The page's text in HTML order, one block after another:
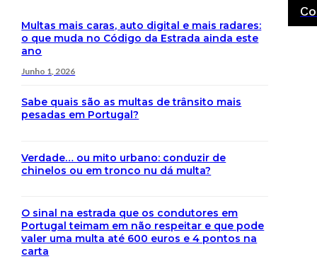
Multas mais caras, auto digital e mais radares:
o que muda no Código da Estrada ainda este
ano
Junho 1, 2026
Sabe quais são as multas de trânsito mais
pesadas em Portugal?
Verdade… ou mito urbano: conduzir de
chinelos ou em tronco nu dá multa?
O sinal na estrada que os condutores em
Portugal teimam em não respeitar e que pode
valer uma multa até 600 euros e 4 pontos na
carta